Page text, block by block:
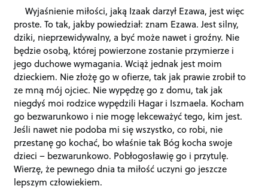
Wyjaśnienie miłości, jaką Izaak darzył Ezawa, jest więc
proste. To tak, jakby powiedział: znam Ezawa. Jest silny,
dziki, nieprzewidywalny, a być może nawet i groźny. Nie
będzie osobą, której powierzone zostanie przymierze i
jego duchowe wymagania. Wciąż jednak jest moim
dzieckiem. Nie złożę go w ofierze, tak jak prawie zrobił to
ze mną mój ojciec. Nie wypędzę go z domu, tak jak
niegdyś moi rodzice wypędzili Hagar i Iszmaela. Kocham
go bezwarunkowo i nie mogę lekceważyć tego, kim jest.
Jeśli nawet nie podoba mi się wszystko, co robi, nie
przestanę go kochać, bo właśnie tak Bóg kocha swoje
dzieci – bezwarunkowo. Pobłogosławię go i przytulę.
Wierzę, że pewnego dnia ta miłość uczyni go jeszcze
lepszym człowiekiem.